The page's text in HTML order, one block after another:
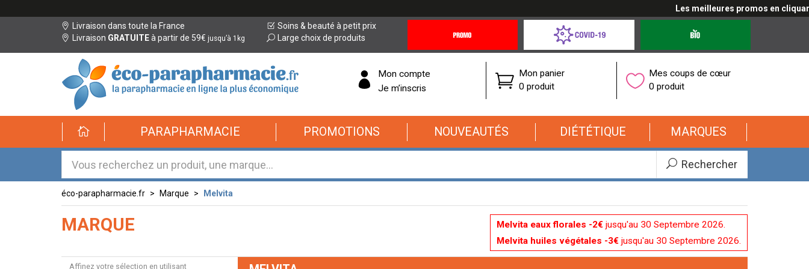
Les meilleures promos en cliquant ici
Livraison dans toute la France
Livraison GRATUITEà partir de 59€ jusqu’à 1kg
Soins & beauté à petit prix
Large choix de produits
Offres
Coronavirus
éco-
parapharmacie.fr
éco-
parapharmacie.fr
Mon compte
Je m’inscris
Mon panier
0 produit
Mes coups de cœur
0 produit
PARAPHARMACIE PROMOTIONS NOUVEAUTÉS DIÉTÉTIQUE MARQUES
Rechercher
éco-parapharmacie.fr Marque Melvita
MARQUE Melvita eaux florales -2€ jusqu'au 30 Septembre 2026.
Melvita huiles végétales -3€ jusqu'au 30 Septembre 2026.
Affinez votre sélection en utilisant